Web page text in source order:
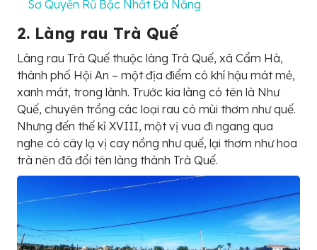
Sơ Quyến Rũ Bậc Nhất Đà Nẵng
2. Làng rau Trà Quế
Làng rau Trà Quế thuộc làng Trà Quế, xã Cẩm Hà,
thành phố Hội An – một địa điểm có khí hậu mát mẻ,
xanh mát, trong lành. Trước kia làng có tên là Như
Quế, chuyên trồng các loại rau có mùi thơm như quế.
Nhưng đến thế kỉ XVIII, một vị vua đi ngang qua
nghe có cây lạ vị cay nồng như quế, lại thơm như hoa
trà nên đã đổi tên làng thành Trà Quế.